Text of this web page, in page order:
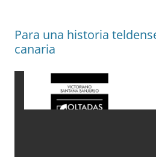
Para una historia
canaria